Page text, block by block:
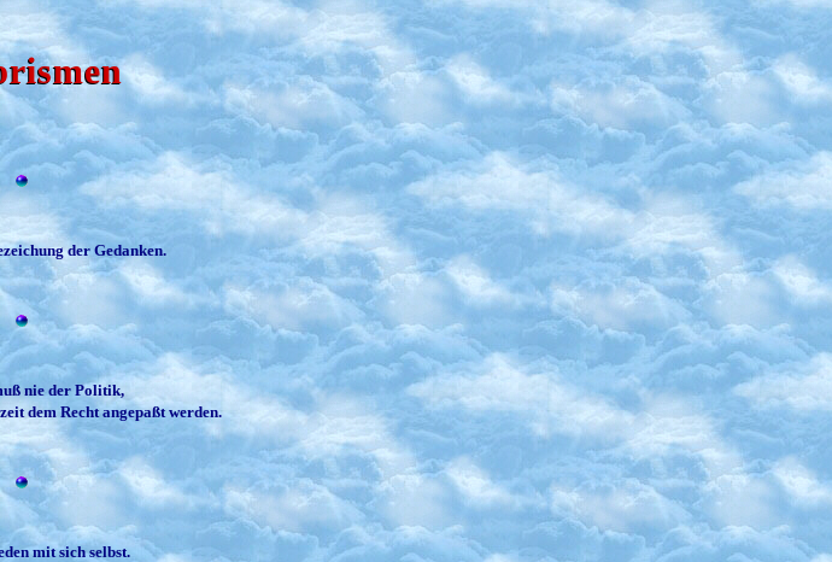
der Gedanken.
nie der Politik,
dem Recht angepaßt werden.
mit sich selbst.